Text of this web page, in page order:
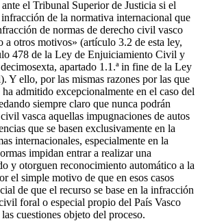
el Tribunal Superior de Justicia si el
infracción de la normativa internacional que
de normas de derecho civil vasco
a otros motivos» (artículo 3.2 de esta ley,
478 de la Ley de Enjuiciamiento Civil y
apartado 1.1.ª in fine de la Ley
Y ello, por las mismas razones por las que
admitido excepcionalmente en el caso del
siempre claro que nunca podrán
vasca aquellas impugnaciones de autos
que se basen exclusivamente en la
internacionales, especialmente en la
impidan entrar a realizar una
y otorguen reconocimiento automático a la
el simple motivo de que en esos casos
de que el recurso se base en la infracción
foral o especial propio del País Vasco
cuestiones objeto del proceso.